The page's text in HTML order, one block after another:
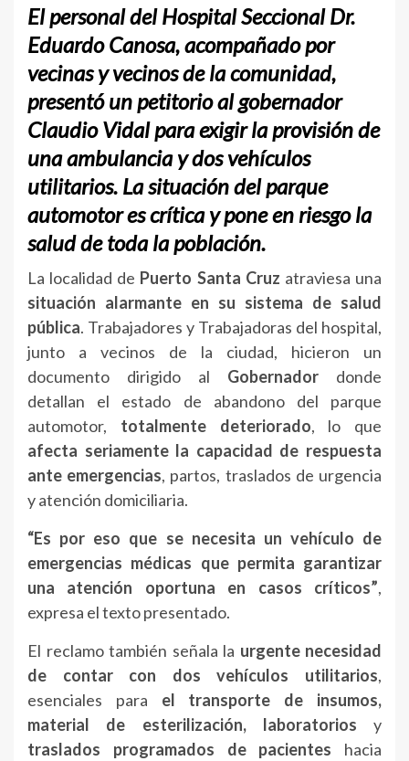
El personal del Hospital Seccional Dr.
Eduardo Canosa, acompañado por
vecinas y vecinos de la comunidad,
presentó un petitorio al gobernador
Claudio Vidalpara exigir la provisión de
una ambulancia y dos vehículos
utilitarios. La situación del parque
automotor es crítica y pone en riesgo la
salud de toda la población.
La localidad de Puerto Santa Cruz atraviesa una
situación alarmante en su sistema de salud
pública. Trabajadores y Trabajadoras del hospital,
junto a vecinos de la ciudad, hicieron un
documento dirigido al Gobernador donde
detallan el estado de abandono del parque
automotor, totalmente deteriorado, lo que
afecta seriamente la capacidad de respuesta
ante emergencias, partos, traslados de urgencia
y atención domiciliaria.
“Es por eso que se necesita un vehículo de
emergencias médicas que permita garantizar
una atención oportuna en casos críticos”,
expresa el texto presentado.
El reclamo también señala la urgente necesidad
de contar con dos vehículos utilitarios,
esenciales para el transporte de insumos,
material de esterilización, laboratorios y
traslados programados de pacientes hacia